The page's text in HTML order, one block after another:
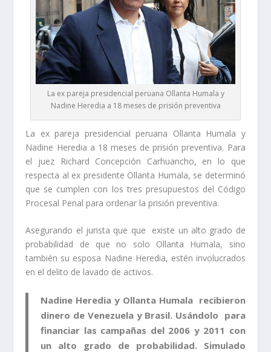
La ex pareja presidencial peruana Ollanta Humala y
Nadine Heredia a 18 meses de prisión preventiva
La ex pareja presidencial peruana Ollanta Humala y
Nadine Heredia a 18 meses de prisión preventiva. Para
el juez Richard Concepción Carhuancho, en lo que
respecta al ex presidente Ollanta Humala, se determinó
que se cumplen con los tres presupuestos del Código
Procesal Penal para ordenar la prisión preventiva.
Asegurando el jurista que que existe un alto grado de
probabilidad de que no solo Ollanta Humala, sino
también su esposa Nadine Heredia, estén involucrados
en el delito de lavado de activos.
Nadine Heredia y Ollanta Humala recibieron
dinero de Venezuela y Brasil. Usándolo para
financiar las campañas del 2006 y 2011 con
un alto grado de probabilidad. Simulado